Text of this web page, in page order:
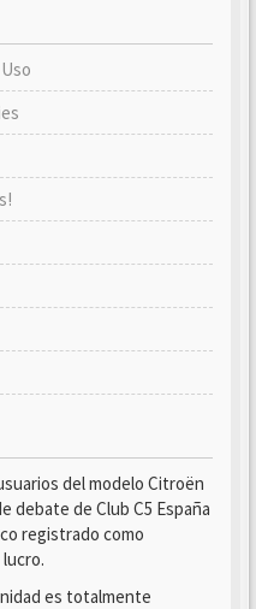
del modelo Citroën
debate de Club C5 España
registrado como
es totalmente